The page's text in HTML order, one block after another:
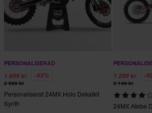
PERSONALISERAD
1 699 kr -43%
2 999 kr
Personaliserat 24MX Holo Dekalkit
Synth
1 299 kr -
2 149 kr
24MX Atebe